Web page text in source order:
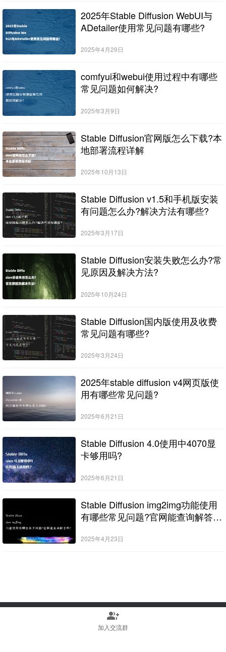
2025年Stable Diffusion WebUI与
ADetailer使用常见问题有哪些?
2025年4月29日
comfyui和webui使用过程中有哪些
常见问题如何解决?
2025年3月9日
Stable Diffusion官网版怎么下载?本
地部署流程详解
2025年10月13日
Stable Diffusion v1.5和手机版安装
有问题怎么办?解决方法有哪些?
2025年3月17日
Stable Diffusion安装失败怎么办?常
见原因及解决方法?
2025年10月24日
Stable Diffusion国内版使用及收费
常见问题有哪些?
2025年3月24日
2025年stable diffusion v4网页版使
用有哪些常见问题?
2025年6月21日
Stable Diffusion 4.0使用中4070显
卡够用吗?
2025年6月21日
Stable Diffusion img2img功能使用
有哪些常见问题?官网能查询解答
2025年4月23日
Copyright © 2022-2025 Stable Diffusion中文网 版权所有
group_add
加入交流群